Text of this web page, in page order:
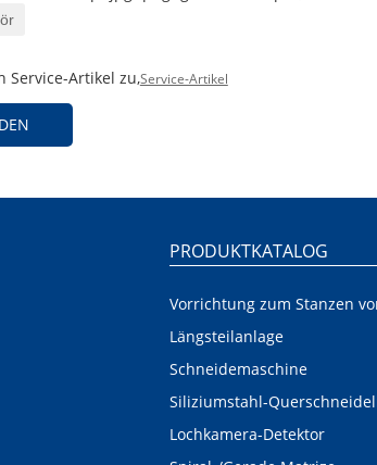
Service-Artikel zu,Service-Artikel
PRODUKTKATALOG
Längsteilanlage
Schneidemaschine
Siliziumstahl-
Lochkamera-Detektor